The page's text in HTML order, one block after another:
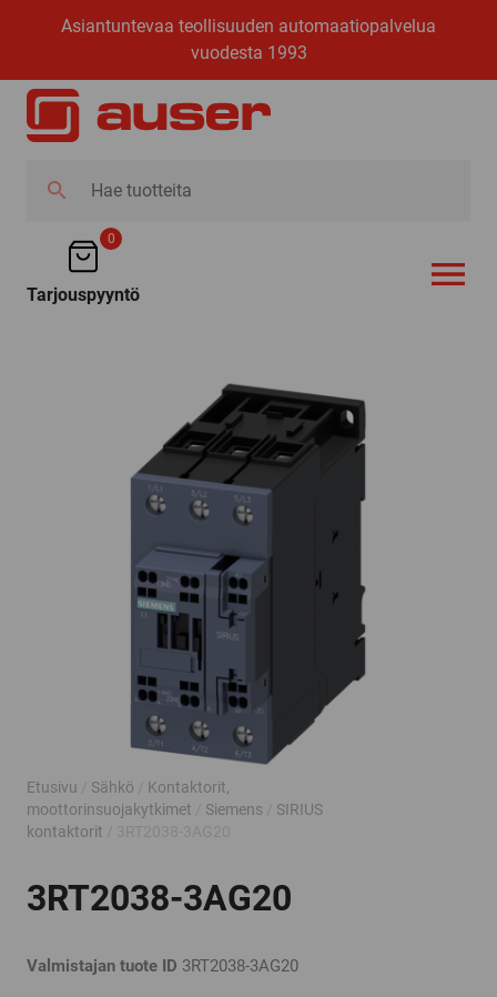
Asiantuntevaa teollisuuden automaatiopalvelua
vuodesta 1993
tuotteita
0
Tarjouspyyntö
Etusivu Sähkö
Kontaktorit,
moottorinsuojakytkimet
Siemens
SIRIUS
kontaktorit
3RT2038-3AG20
Valmistajan tuote ID 3RT2038-3AG20